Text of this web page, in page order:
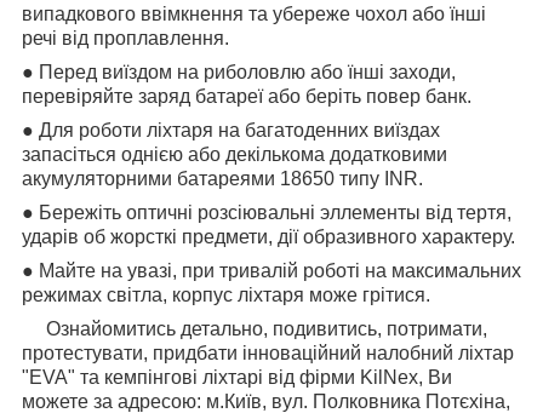
випадкового ввімкнення та убереже чохол або їнші
речі від проплавлення.
● Перед виїздом на риболовлю або їнші заходи,
перевіряйте заряд батареї або беріть повер банк.
● Для роботи ліхтаря на багатоденних виїздах
запасіться однією або декількома додатковими
акумуляторними батареями 18650 типу INR.
● Бережіть оптичні розсіювальні эллементы від тертя,
ударів об жорсткі предмети, дії образивного характеру.
● Майте на увазі, при тривалій роботі на максимальних
режимах світла, корпус ліхтаря може грітися.
Ознайомитись детально, подивитись, потримати,
протестувати, придбати інноваційний налобний ліхтар
"EVA" та кемпінгові ліхтарі від фірми KilNex, Ви
можете за адресою: м.Київ, вул. Полковника Потєхіна,